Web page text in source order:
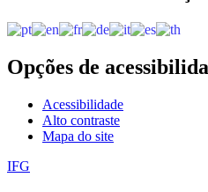
Opções de
Acessibilidade
Alto contraste
Mapa do site
IFG